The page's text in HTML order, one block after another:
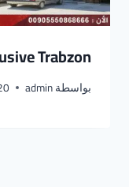
Trabzon
بواسطةadmin